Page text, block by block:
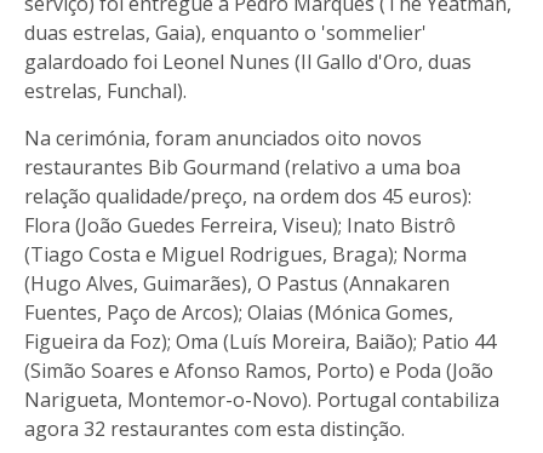
duas estrelas, Gaia), enquanto o 'sommelier'
galardoado foi Leonel Nunes (Il Gallo d'Oro, duas
estrelas, Funchal).
Na cerimónia, foram anunciados oito novos
restaurantes Bib Gourmand (relativo a uma boa
relação qualidade/preço, na ordem dos 45 euros):
Flora (João Guedes Ferreira, Viseu); Inato Bistrô
(Tiago Costa e Miguel Rodrigues, Braga); Norma
(Hugo Alves, Guimarães), O Pastus (Annakaren
Fuentes, Paço de Arcos); Olaias (Mónica Gomes,
Figueira da Foz); Oma (Luís Moreira, Baião); Patio 44
(Simão Soares e Afonso Ramos, Porto) e Poda (João
Narigueta, Montemor-o-Novo). Portugal contabiliza
agora 32 restaurantes com esta distinção.